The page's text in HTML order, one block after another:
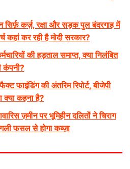
कर्ज़, रक्षा और सड़क पुल बंदरगाह में
कहां कर रही है मोदी सरकार?
की हड़ताल समाप्त, क्या निलंबित
कंपनी?
फाइंडिंग की अंतरिम रिपोर्ट, बीजेपी
क्या कहना है?
ज़मीन पर भूमिहीन दलितों ने चिराग
फसल से होगा कब्ज़ा